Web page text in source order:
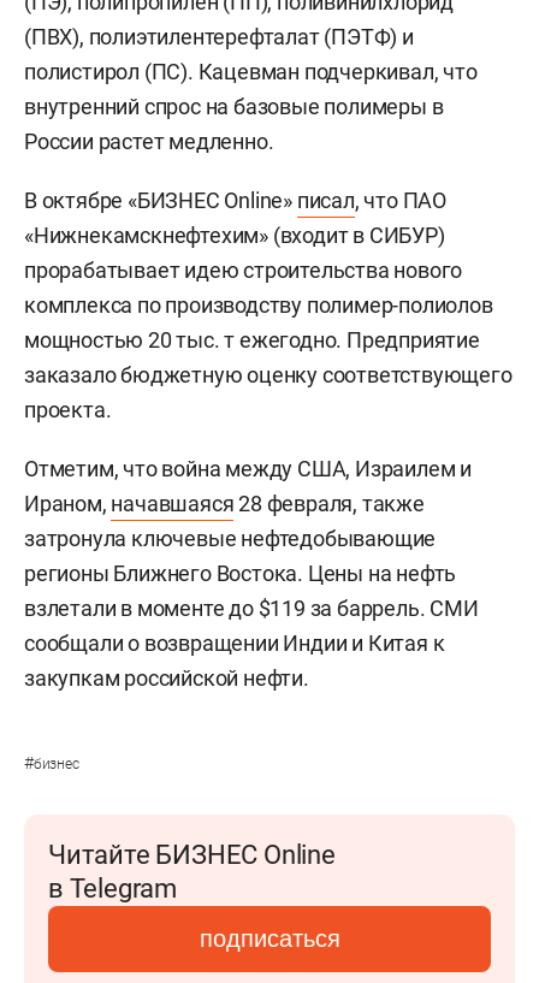
(ПВХ), полиэтилентерефталат (ПЭТФ) и
полистирол (ПС). Кацевман подчеркивал, что
внутренний спрос на базовые полимеры в
России растет медленно.
В октябре «БИЗНЕС Online» писал, что ПАО
«Нижнекамскнефтехим» (входит в СИБУР)
прорабатывает идею строительства нового
комплекса по производству полимер-полиолов
мощностью 20 тыс. т ежегодно. Предприятие
заказало бюджетную оценку соответствующего
проекта.
Отметим, что война между США, Израилем и
Ираном, начавшаяся28 февраля, также
затронула ключевые нефтедобывающие
регионы Ближнего Востока. Цены на нефть
взлетали в моменте до $119 за баррель. СМИ
сообщали о возвращении Индии и Китая к
закупкам российской нефти.
#бизнес
Читайте БИЗНЕС Online
в Telegram
подписаться